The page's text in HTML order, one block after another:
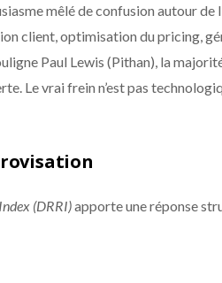
mêlé de confusion autour de
client, optimisation du pricing,
Paul Lewis (Pithan), la
Le vrai frein n’est pas
(DRRI)apporte une réponse